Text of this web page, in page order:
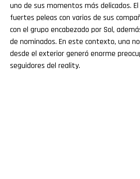
uno de sus momentos más delicados.
fuertes peleas con varios de sus
con el grupo encabezado por Sol,
de nominados. En este contexto, una
desde el exterior generó enorme
seguidores del reality.